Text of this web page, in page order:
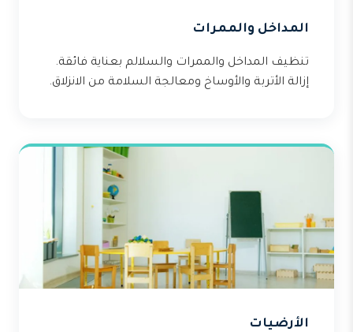
المداخل والممرات
تنظيف المداخل والممرات والسلالم بعناية فائقة.
إزالة الأتربة والأوساخ ومعالجة السلامة من الانزلاق.
الأرضيات